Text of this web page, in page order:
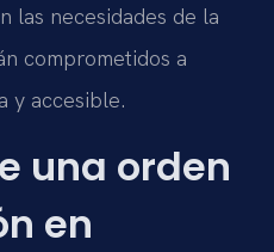
las necesidades de la
comprometidos a
y accesible.
una orden
en